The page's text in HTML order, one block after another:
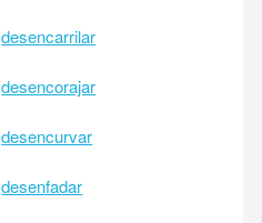
desencarrilar
desencorajar
desencurvar
desenfadar